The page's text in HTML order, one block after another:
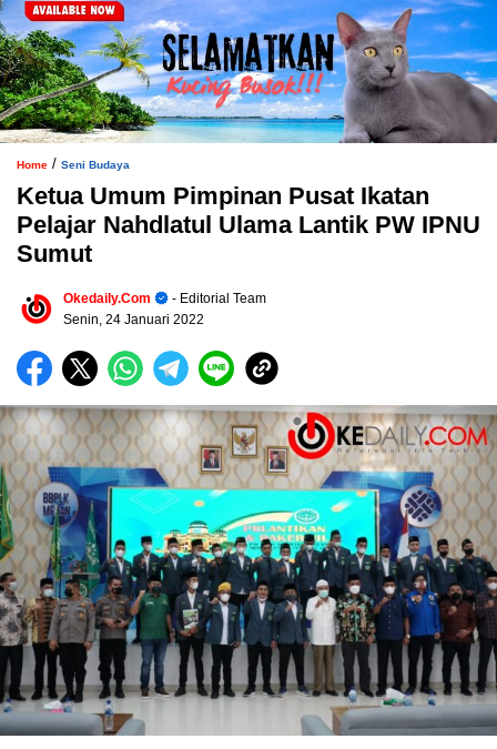
Home / Seni Budaya
Ketua Umum Pimpinan Pusat Ikatan
Pelajar Nahdlatul Ulama Lantik PW IPNU
Sumut
Okedaily.com
- Editorial Team
Senin, 24 Januari 2022